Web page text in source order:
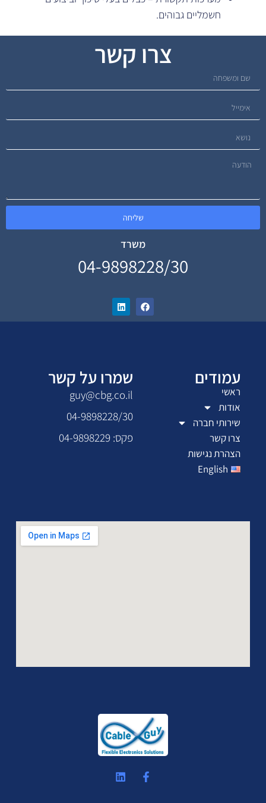
חשמליים גבוהים.
צרו קשר
שליחה
משרד
04-9898228/30
עמודים
ראשי
אודות
שירותי חברה
צרו קשר
הצהרת נגישות
English
שמרו על קשר
guy@cbg.co.il
04-9898228/30
פקס: 04-9898229